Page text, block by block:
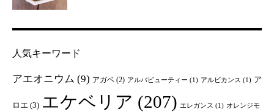
人気キーワード
アエオニウム (9) アガベ (2) アルバビューティー (1) アルビカンス (1) ア
ロエ (3) エケベリア (207) エレガンス (1) オレンジモ